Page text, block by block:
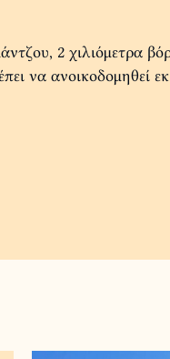
2 χιλιόμετρα
να ανοικοδομηθεί